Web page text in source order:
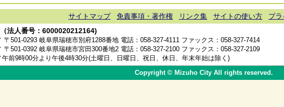
サイトマップ 免責事項・著作権 リンク集 サイトの使い方
プ
法人番号：6000020212164)
〒501-0293 岐阜県瑞穂市別府1288番地 電話： 058-327-4111 ファックス：058-327-7414
〒501-0392 岐阜県瑞穂市宮田300番地2 電話： 058-327-2100 ファックス：058-327-2109
午前9時00分より午後4時30分(土曜日、日曜日、祝日、休日、年末年始は除く)
Copyright © Mizuho City All rights reserved.